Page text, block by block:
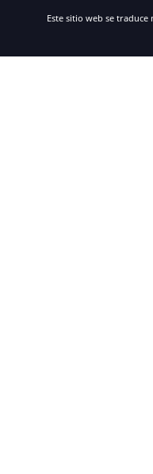
Este sitio web se